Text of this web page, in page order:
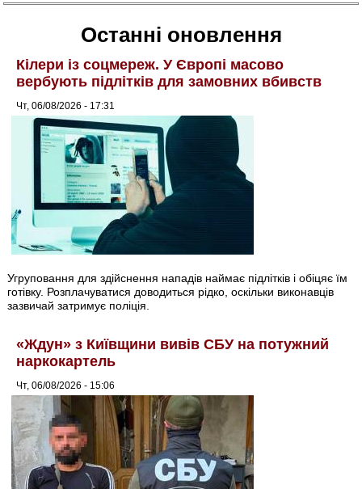
Останні оновлення
Кілери із соцмереж. У Європі масово
вербують підлітків для замовних вбивств
Чт, 06/08/2026 - 17:31
Угруповання для здійснення нападів наймає підлітків і обіцяє їм
готівку. Розплачуватися доводиться рідко, оскільки виконавців
зазвичай затримує поліція.
«Ждун» з Київщини вивів СБУ на потужний
наркокартель
Чт, 06/08/2026 - 15:06